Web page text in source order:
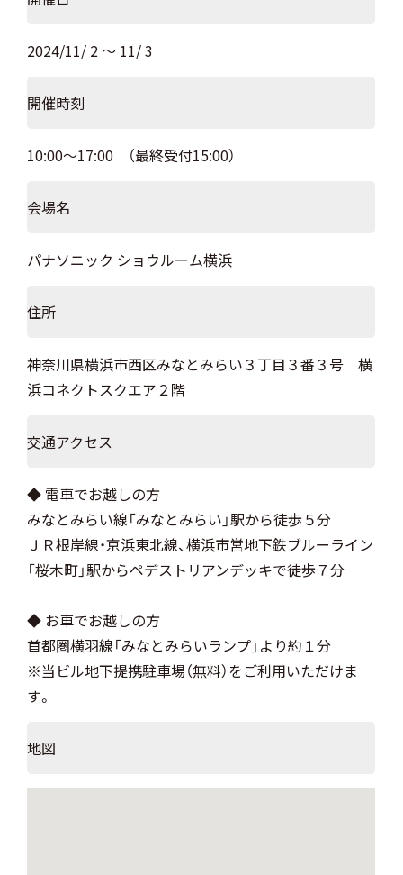
2024/11/ 2 ～ 11/ 3
開催時刻
10:00～17:00 （最終受付15:00）
会場名
パナソニック ショウルーム横浜
住所
神奈川県横浜市西区みなとみらい３丁目３番３号 横
浜コネクトスクエア２階
交通アクセス
◆ 電車でお越しの方
みなとみらい線「みなとみらい」駅から徒歩５分
ＪＲ根岸線・京浜東北線、横浜市営地下鉄ブルーライン
「桜木町」駅からペデストリアンデッキで徒歩７分
◆ お車でお越しの方
首都圏横羽線「みなとみらいランプ」より約１分
※当ビル地下提携駐車場（無料）をご利用いただけま
す。
地図